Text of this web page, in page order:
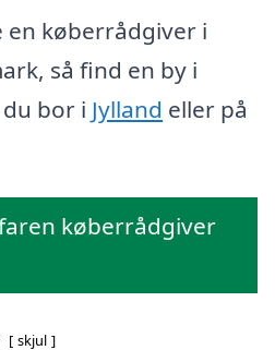
køberrådgiver i
så find en by i
bor i Jylland eller på
køberrådgiver
skjul